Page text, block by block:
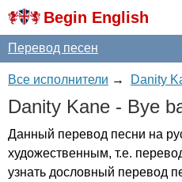
Begin English
Перевод песен
Все исполнители → Danity
Danity Kane - Bye
Данный перевод песни на
художественным, т.е.
узнать дословный перевод